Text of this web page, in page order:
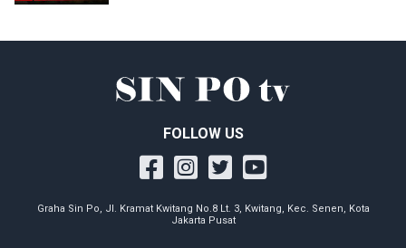
FOLLOW US
Graha Sin Po, Jl. Kramat Kwitang No.8 Lt. 3, Kwitang, Kec. Senen, Kota
Jakarta Pusat